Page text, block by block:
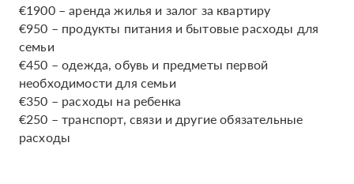
€1900 – аренда жилья и залог за квартиру
€950 – продукты питания и бытовые расходы для
семьи
€450 – одежда, обувь и предметы первой
необходимости для семьи
€350 – расходы на ребенка
€250 – транспорт, связи и другие обязательные
расходы